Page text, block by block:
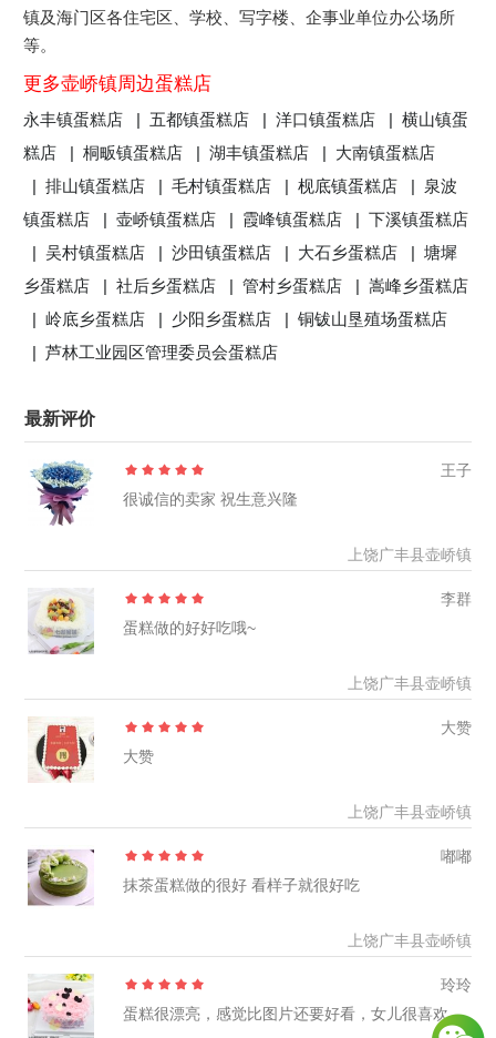
镇及海门区各住宅区、学校、写字楼、企事业单位办公场所
等。
更多壶峤镇周边蛋糕店
永丰镇蛋糕店 | 五都镇蛋糕店 |洋口镇蛋糕店 |横山镇蛋
糕店 |桐畈镇蛋糕店 |湖丰镇蛋糕店 | 大南镇蛋糕店
|排山镇蛋糕店 |毛村镇蛋糕店 |枧底镇蛋糕店 | 泉波
镇蛋糕店 |壶峤镇蛋糕店 | 霞峰镇蛋糕店 |下溪镇蛋糕店
|吴村镇蛋糕店 |沙田镇蛋糕店 | 大石乡蛋糕店 |塘墀
乡蛋糕店 |社后乡蛋糕店 |管村乡蛋糕店 |嵩峰乡蛋糕店
|岭底乡蛋糕店 | 少阳乡蛋糕店 |铜钹山垦殖场蛋糕店
|芦林工业园区管理委员会蛋糕店
最新评价
王子
很诚信的卖家 祝生意兴隆
上饶广丰县壶峤镇
李群
蛋糕做的好好吃哦~
上饶广丰县壶峤镇
大赞
大赞
上饶广丰县壶峤镇
嘟嘟
抹茶蛋糕做的很好 看样子就很好吃
上饶广丰县壶峤镇
玲玲
蛋糕很漂亮，感觉比图片还要好看，女儿很喜欢